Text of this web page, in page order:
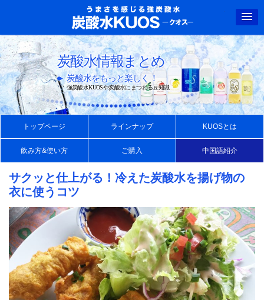
強炭酸水ク
炭酸水情報まとめ
炭酸水をもっと楽しく！
強炭酸水KUOSや炭酸水にまつわる豆知識
トップページ ラインナップ KUOSとは
飲み方&使い方 ご購入 中国語紹介
サクッと仕上がる！冷えた炭酸水を揚げ物の
衣に使うコツ